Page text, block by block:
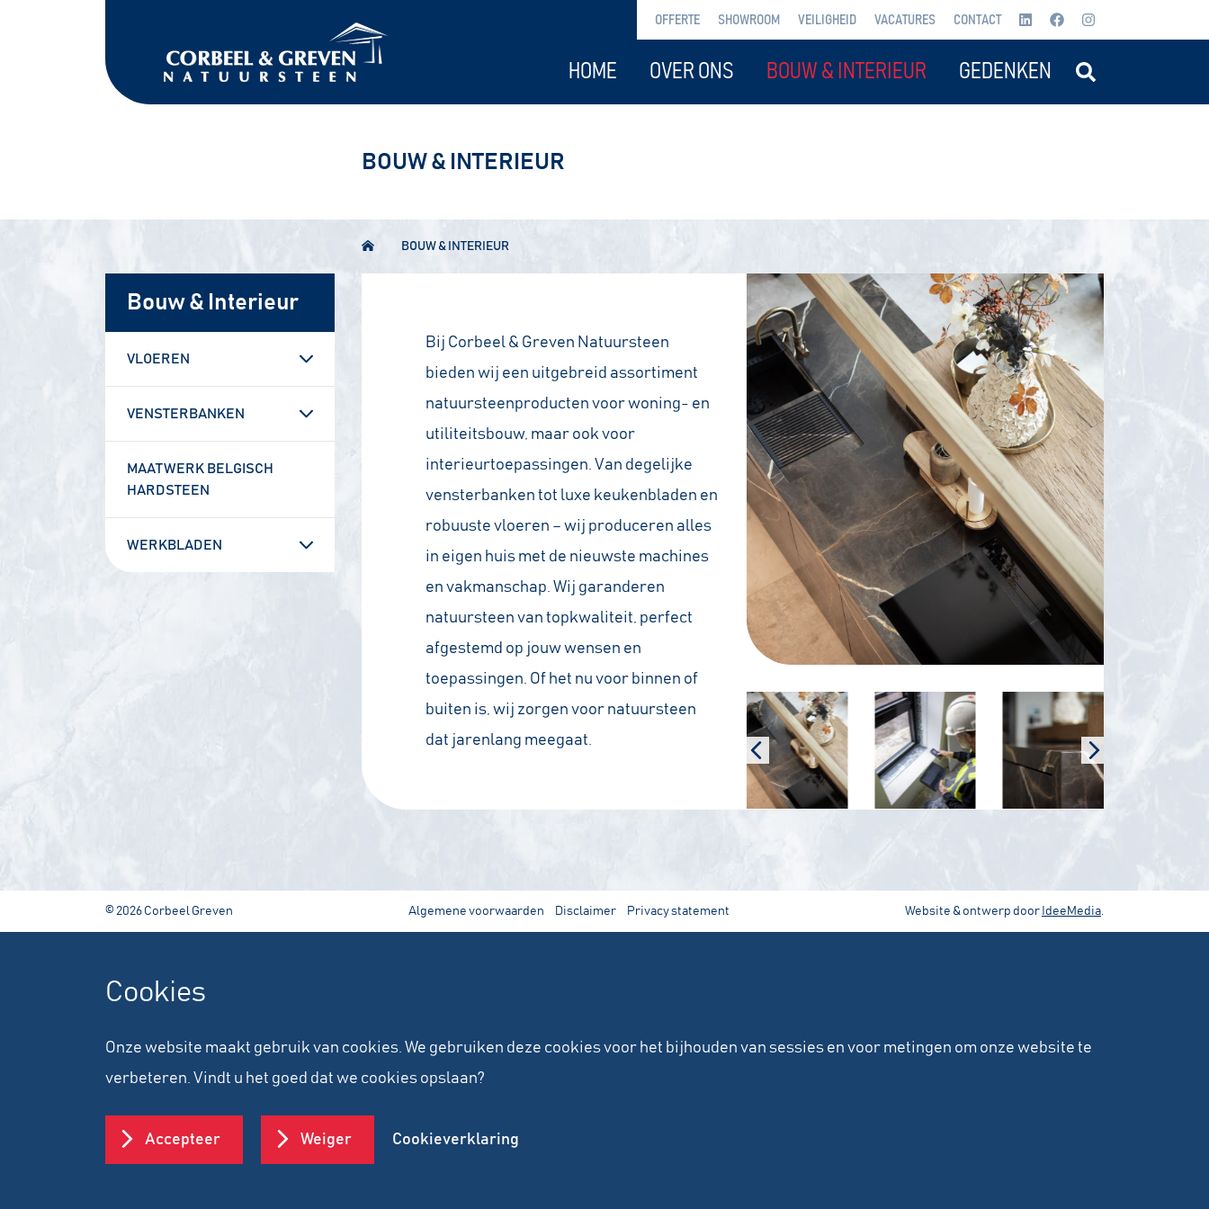
OFFERTE SHOWROOM VEILIGHEID VACATURES CONTACT
HOME OVER ONS BOUW & INTERIEUR GEDENKEN
BOUW & INTERIEUR
BOUW & INTERIEUR
Bouw & Interieur
VLOEREN
VENSTERBANKEN
MAATWERK BELGISCH
HARDSTEEN
WERKBLADEN
Bij Corbeel & Greven Natuursteen
bieden wij een uitgebreid assortiment
natuursteenproducten voor woning- en
utiliteitsbouw, maar ook voor
interieurtoepassingen. Van degelijke
vensterbanken tot luxe keukenbladen en
robuuste vloeren – wij produceren alles
in eigen huis met de nieuwste machines
en vakmanschap. Wij garanderen
natuursteen van topkwaliteit, perfect
afgestemd op jouw wensen en
toepassingen. Of het nu voor binnen of
buiten is, wij zorgen voor natuursteen
dat jarenlang meegaat.
© 2026 Corbeel Greven Algemene voorwaarden Disclaimer Privacy statement Website & ontwerp door IdeeMedia.
Cookies
Onze website maakt gebruik van cookies. We gebruiken deze cookies voor het bijhouden van sessies en voor metingen om onze website te
verbeteren. Vindt u het goed dat we cookies opslaan?
Accepteer Weiger Cookieverklaring